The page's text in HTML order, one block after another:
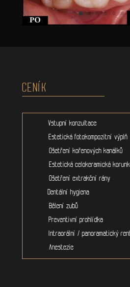
CENÍK
Vstupní
Estetická fotokompozitní
Ošetření kořenových
Estetická celokeramická
Ošetření extrakční rány
Dentální hygiena
Bělení zubů
Preventivní
Intraorální / panoramatický
Anestezie